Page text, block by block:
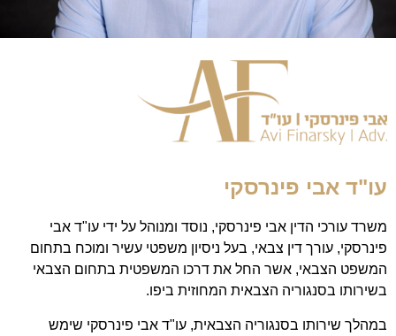
עו"ד אבי פינרסקי
משרד עורכי הדין אבי פינרסקי, נוסד ומנוהל על ידי עו"ד אבי
פינרסקי, עורך דין צבאי, בעל ניסיון משפטי עשיר ומוכח בתחום
המשפט הצבאי, אשר החל את דרכו המשפטית בתחום הצבאי
בשירותו בסנגוריה הצבאית המחוזית ביפו.
במהלך שירותו בסנגוריה הצבאית, עו"ד אבי פינרסקי שימש